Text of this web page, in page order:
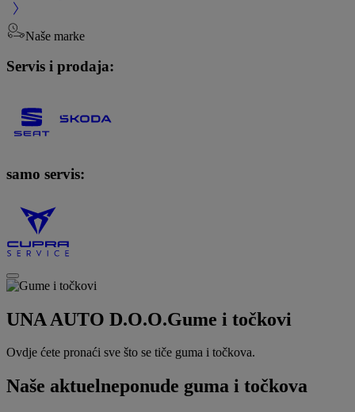
Naše marke
Servis i prodaja:
samo servis:
UNA AUTO D.O.O.Gume i točkovi
Ovdje ćete pronaći sve što se tiče guma i točkova.
Naše aktuelneponude guma i točkova